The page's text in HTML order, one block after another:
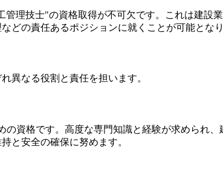
理技士"の資格取得が不可欠です。これは建設
どの責任あるポジションに就くことが可能となり
異なる役割と責任を担います。
資格です。高度な専門知識と経験が求められ
と安全の確保に努めます。